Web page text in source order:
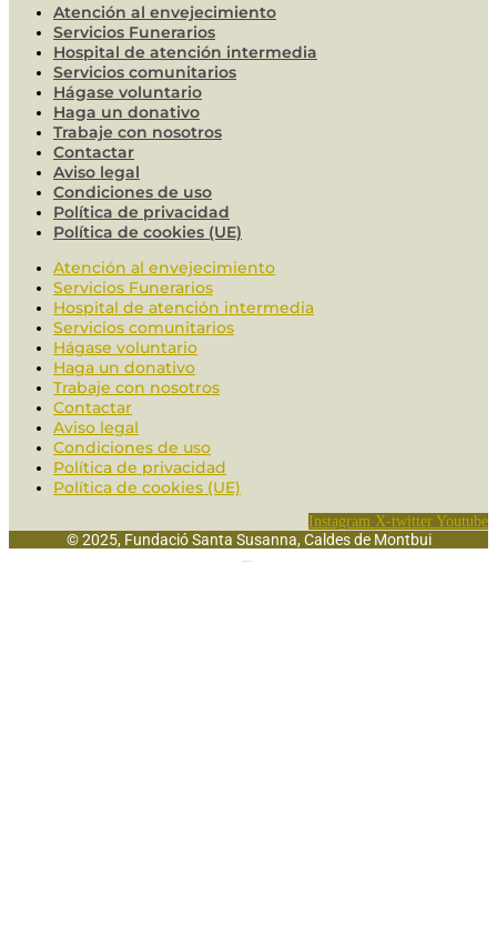
Atención al envejecimiento
Servicios Funerarios
Hospital de atención intermedia
Servicios comunitarios
Hágase voluntario
Haga un donativo
Trabaje con nosotros
Contactar
Aviso legal
Condiciones de uso
Política de privacidad
Política de cookies (UE)
Atención al envejecimiento
Servicios Funerarios
Hospital de atención intermedia
Servicios comunitarios
Hágase voluntario
Haga un donativo
Trabaje con nosotros
Contactar
Aviso legal
Condiciones de uso
Política de privacidad
Política de cookies (UE)
Instagram X-twitter Youtube
© 2025, Fundació Santa Susanna, Caldes de Montbui